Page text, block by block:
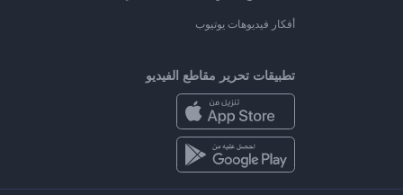
أفكار فيديوهات يوتيوب
تطبيقات تحرير مقاطع الفيديو